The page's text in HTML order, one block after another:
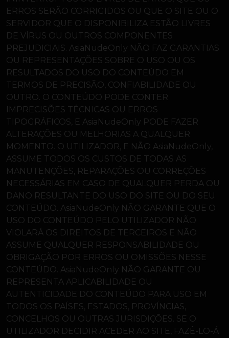
ERROS SERÃO CORRIGIDOS OU QUE O SITE OU O
SERVIDOR QUE O DISPONIBILIZA ESTÃO LIVRES
DE VÍRUS OU OUTROS COMPONENTES
PREJUDICIAIS. AsiaNudeOnly NÃO FAZ GARANTIAS
OU REPRESENTAÇÕES SOBRE O USO OU OS
RESULTADOS DO USO DO CONTEÚDO EM
TERMOS DE PRECISÃO, CONFIABILIDADE OU
OUTRO. O CONTEÚDO PODE CONTER
IMPRECISÕES TÉCNICAS OU ERROS
TIPOGRÁFICOS, E AsiaNudeOnly PODE FAZER
ALTERAÇÕES OU MELHORIAS A QUALQUER
MOMENTO. O UTILIZADOR, E NÃO AsiaNudeOnly,
ASSUME TODOS OS CUSTOS DE TODAS AS
MANUTENÇÕES, REPARAÇÕES OU CORREÇÕES
NECESSÁRIAS EM CASO DE QUALQUER PERDA OU
DANO RESULTANTE DO USO DO SITE OU DO SEU
CONTEÚDO. AsiaNudeOnly NÃO GARANTE QUE O
USO DO CONTEÚDO PELO UTILIZADOR NÃO
VIOLARÁ OS DIREITOS DE TERCEIROS E NÃO
ASSUME QUALQUER RESPONSABILIDADE OU
OBRIGAÇÃO POR ERROS OU OMISSÕES NESSE
CONTEÚDO. AsiaNudeOnly NÃO GARANTE OU
REPRESENTA APLICABILIDADE OU
AUTENTICIDADE DO CONTEÚDO PARA USO EM
TODOS OS PAÍSES, ESTADOS, PROVÍNCIAS,
CONCELHOS OU OUTRAS JURISDIÇÕES. SE O
UTILIZADOR DECIDIR ACEDER AO SITE, FAZÊ-LO-Á